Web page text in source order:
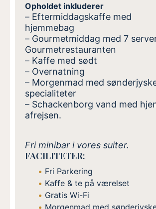
Opholdet inkluderer
– Eftermiddagskaffe med
hjemmebag
– Gourmetmiddag med 7
Gourmetrestauranten
– Kaffe med sødt
– Overnatning
– Morgenmad med
specialiteter
– Schackenborg vand med
afrejsen.
Fri minibar i vores suiter.
FACILITETER:
Fri Parkering
Kaffe & te på værelset
Gratis Wi-Fi
Morgenmad med